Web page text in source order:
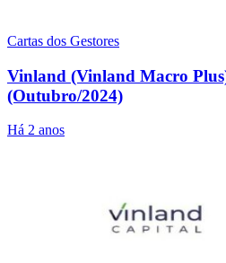
Cartas dos Gestores
Vinland (Vinland Macro
(Outubro/2024)
Há 2 anos